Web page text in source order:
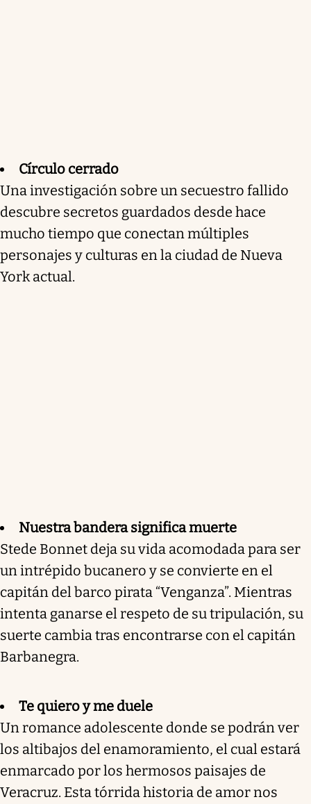
Círculo cerrado
Una investigación sobre un secuestro fallido
descubre secretos guardados desde hace
mucho tiempo que conectan múltiples
personajes y culturas en la ciudad de Nueva
York actual.
Nuestra bandera significa muerte
Stede Bonnet deja su vida acomodada para ser
un intrépido bucanero y se convierte en el
capitán del barco pirata “Venganza”. Mientras
intenta ganarse el respeto de su tripulación, su
suerte cambia tras encontrarse con el capitán
Barbanegra.
Te quiero y me duele
Un romance adolescente donde se podrán ver
los altibajos del enamoramiento, el cual estará
enmarcado por los hermosos paisajes de
Veracruz. Esta tórrida historia de amor nos